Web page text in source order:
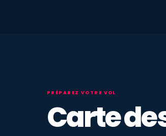
PRÉPAREZ VOTRE VOL
Carte